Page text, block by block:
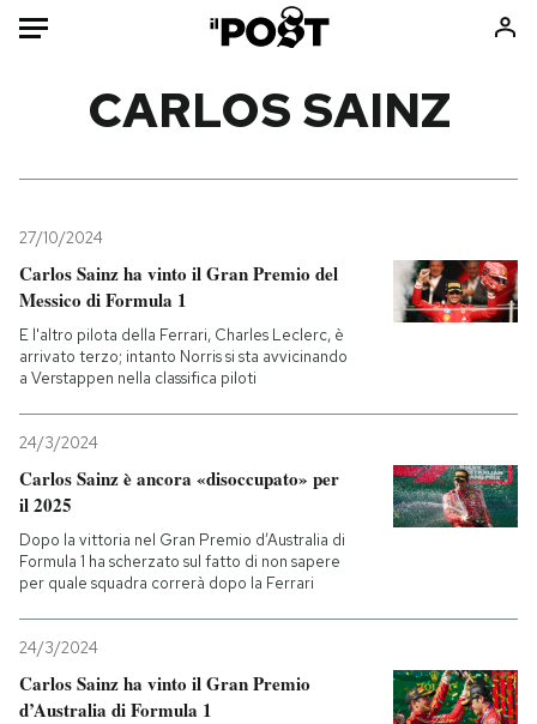
Mondo
Politica
Tecnologia
Internet
Scienza
Economia
Sport
Consumismi
Ok Boomer!
Mondiali calcio 2026
PODCAST
NEWSLETTER
CARLOS SAINZ
27/10/2024
Carlos Sainz ha vinto il Gran Premio del
Messico di Formula 1
E l'altro pilota della Ferrari, Charles Leclerc, è
arrivato terzo; intanto Norris si sta avvicinando
a Verstappen nella classifica piloti
24/3/2024
Carlos Sainz è ancora «disoccupato» per
il 2025
Dopo la vittoria nel Gran Premio d’Australia di
Formula 1 ha scherzato sul fatto di non sapere
per quale squadra correrà dopo la Ferrari
24/3/2024
Carlos Sainz ha vinto il Gran Premio
d’Australia di Formula 1